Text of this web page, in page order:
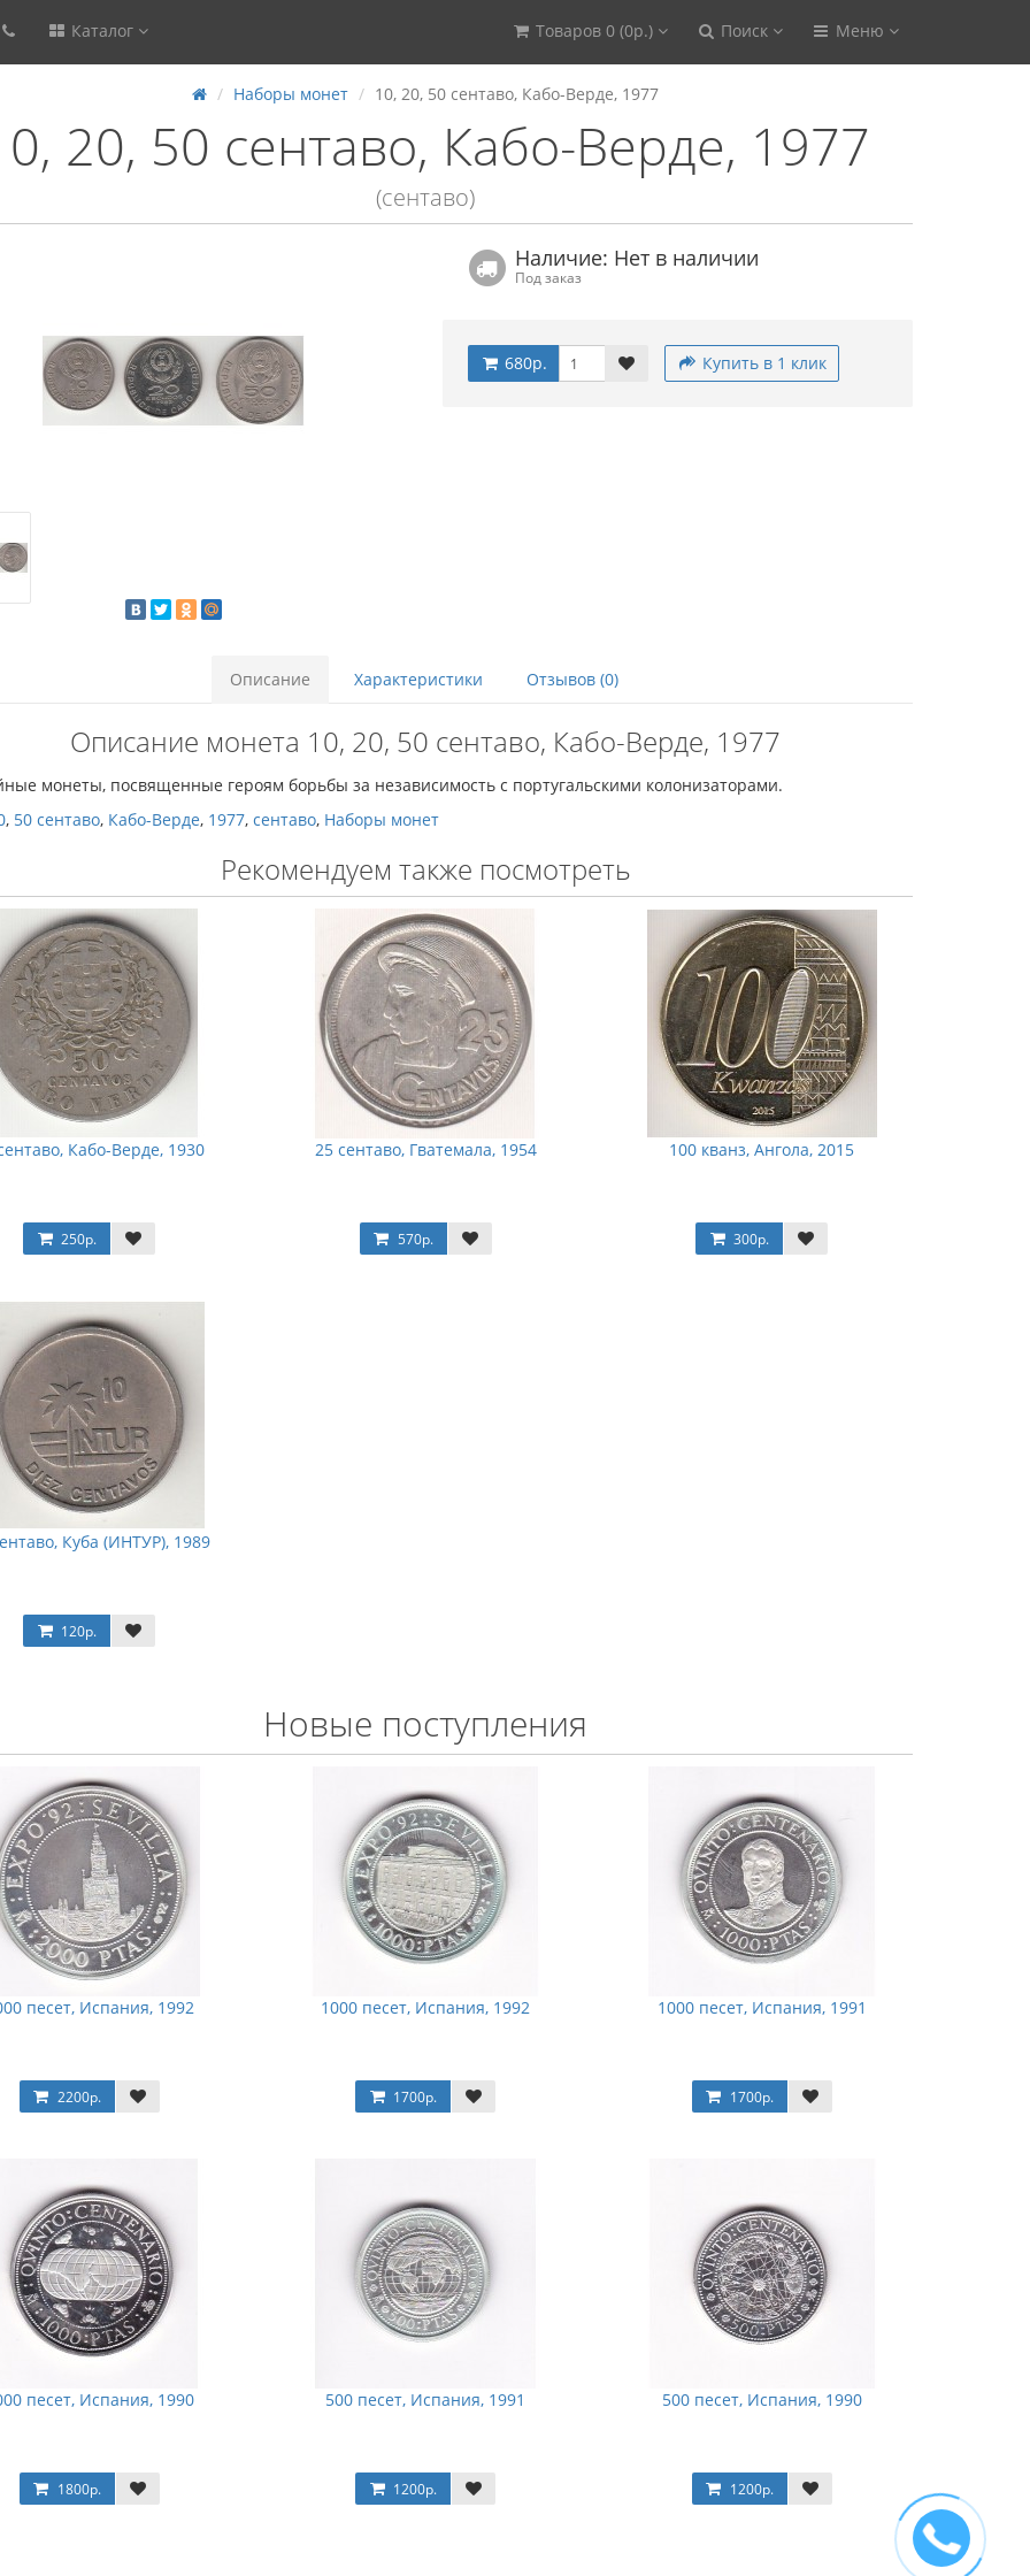
Каталог Товаров 0 (0р.) Поиск Меню
Наборы монет 10, 20, 50 сентаво, Кабо-Верде, 1977
20, 50 сентаво, Кабо-Верде, 1977
(сентаво)
Наличие: Нет в наличии
Под заказ
680р. Купить в 1 клик
Описание Характеристики Отзывов (0)
Описание монета 10, 20, 50 сентаво, Кабо-Верде, 1977
монеты, посвященные героям борьбы за независимость с португальскими колонизаторами.
, 50 сентаво, Кабо-Верде, 1977, сентаво, Наборы монет
Рекомендуем также посмотреть
Кабо-Верде, 1930
250р.
25 сентаво, Гватемала, 1954
570р.
100 кванз, Ангола, 2015
300р.
Куба (ИНТУР), 1989
120р.
Новые поступления
песет, Испания, 1992
2200р.
1000 песет, Испания, 1992
1700р.
1000 песет, Испания, 1991
1700р.
песет, Испания, 1990
1800р.
500 песет, Испания, 1991
1200р.
500 песет, Испания, 1990
1200р.